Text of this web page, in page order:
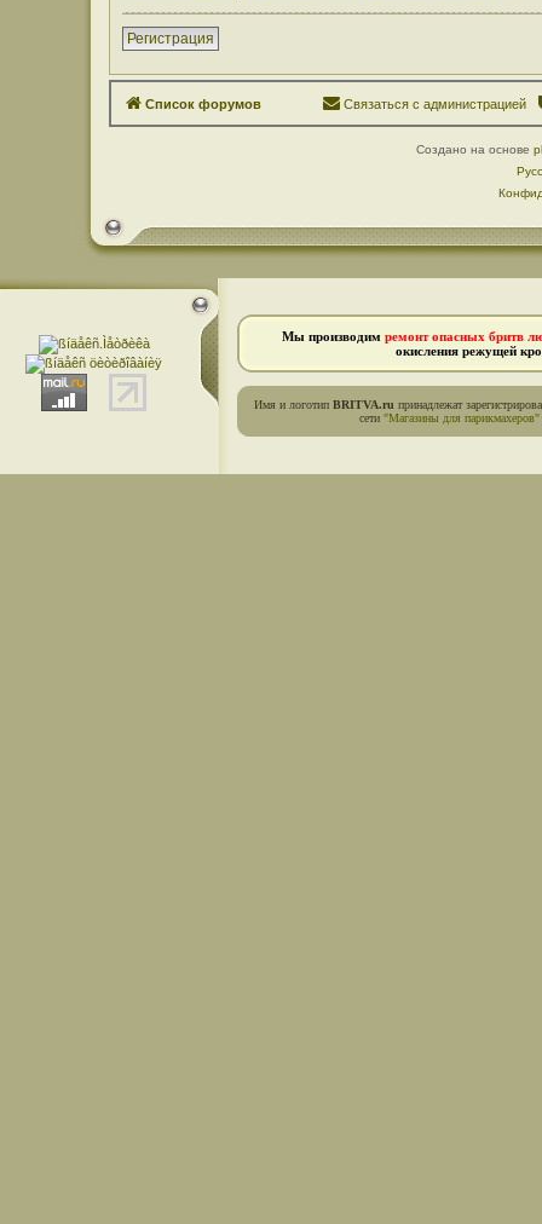
Регистрация
Список форумов Связаться с администрацией
Создано на основе
Мы производим ремонт опасных бритв
окисления режущей
Имя и логотип BRITVA.ru принадлежат
сети "Магазины для парикмахеров"